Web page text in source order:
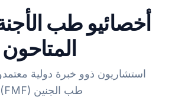
أخصائيو طب
المتاحون
استشاريون ذوو خبرة دولية
طب الجنين (FMF).